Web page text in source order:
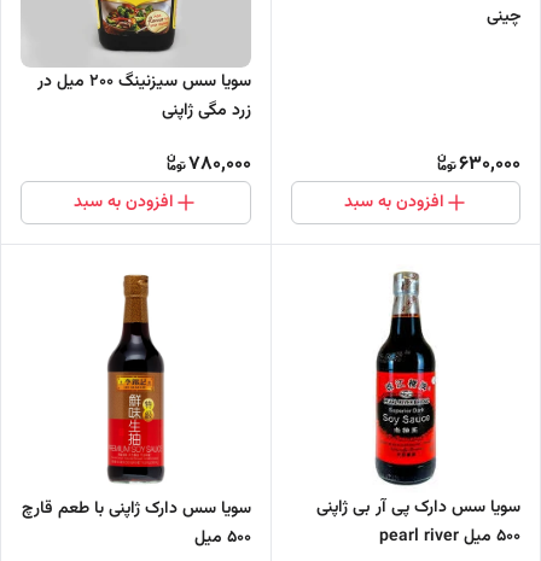
چینی
630,000
افزودن به سبد
سویا سس سیزنینگ 200 میل در
زرد مگی ژاپنی
780,000
افزودن به سبد
سویا سس دارک پی آر بی ژاپنی
500 میل pearl river
سویا سس دارک ژاپنی با طعم قارچ
500 میل